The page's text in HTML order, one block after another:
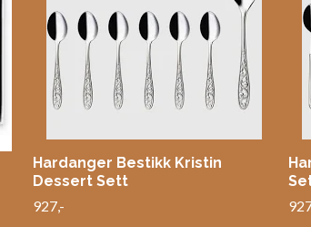
Hardanger Bestikk Kristin
Dessert Sett
927,-